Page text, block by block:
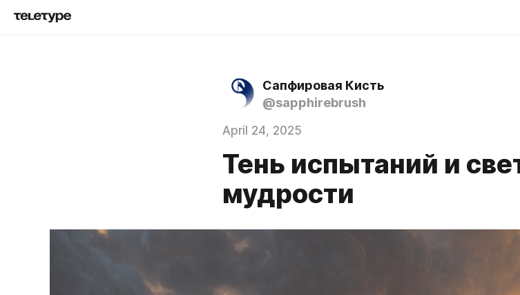
Сапфировая Кисть
@sapphirebrush
April 24, 2025
Тень испытаний и
мудрости